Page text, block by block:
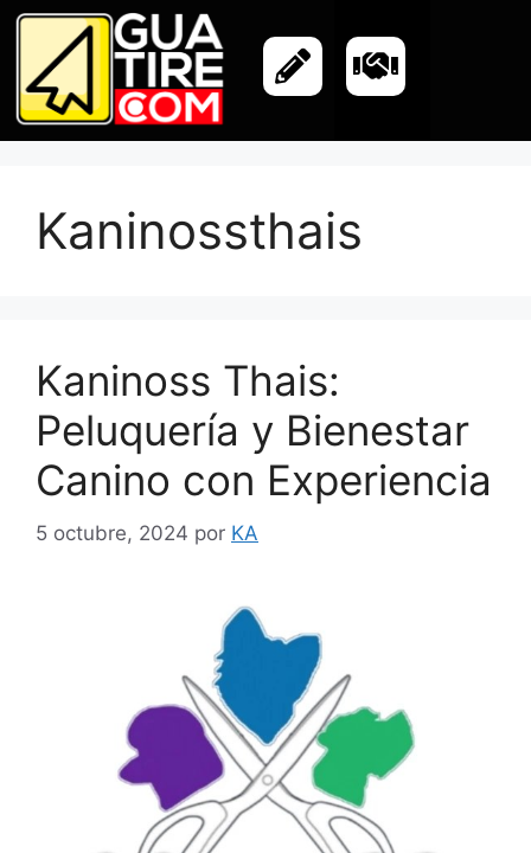
Kaninossthais
Kaninoss Thais:
Peluquería y Bienestar
Canino con Experiencia
5 octubre, 2024 por KA